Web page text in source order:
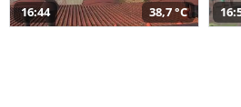
16:44 38,7 °C